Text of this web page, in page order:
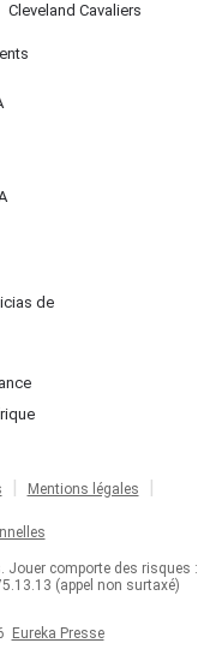
Cleveland Cavaliers
de
Mentions légales
comporte des risques :
(appel non surtaxé)
Eureka Presse